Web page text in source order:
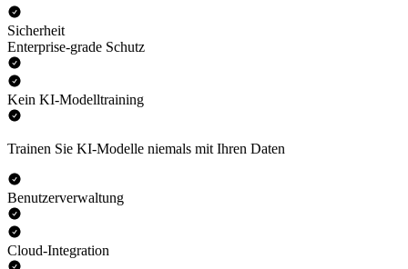
Sicherheit
Enterprise-grade Schutz
Kein KI-Modelltraining
Trainen Sie KI-Modelle niemals mit Ihren Daten
Benutzerverwaltung
Cloud-Integration